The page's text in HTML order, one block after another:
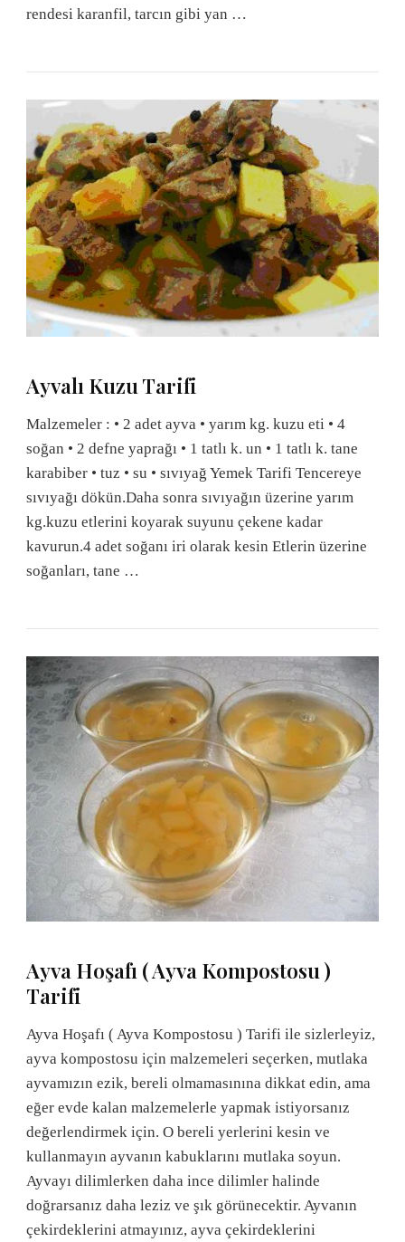
rendesi karanfil, tarcın gibi yan …
Ayvalı Kuzu Tarifi
Malzemeler : • 2 adet ayva • yarım kg. kuzu eti • 4
soğan • 2 defne yaprağı • 1 tatlı k. un • 1 tatlı k. tane
karabiber • tuz • su • sıvıyağ Yemek Tarifi Tencereye
sıvıyağı dökün.Daha sonra sıvıyağın üzerine yarım
kg.kuzu etlerini koyarak suyunu çekene kadar
kavurun.4 adet soğanı iri olarak kesin Etlerin üzerine
soğanları, tane …
Ayva Hoşafı ( Ayva Kompostosu )
Tarifi
Ayva Hoşafı ( Ayva Kompostosu ) Tarifi ile sizlerleyiz,
ayva kompostosu için malzemeleri seçerken, mutlaka
ayvamızın ezik, bereli olmamasınına dikkat edin, ama
eğer evde kalan malzemelerle yapmak istiyorsanız
değerlendirmek için. O bereli yerlerini kesin ve
kullanmayın ayvanın kabuklarını mutlaka soyun.
Ayvayı dilimlerken daha ince dilimler halinde
doğrarsanız daha leziz ve şık görünecektir. Ayvanın
çekirdeklerini atmayınız, ayva çekirdeklerini